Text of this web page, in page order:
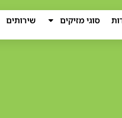
סוגי מזיקים שירותים